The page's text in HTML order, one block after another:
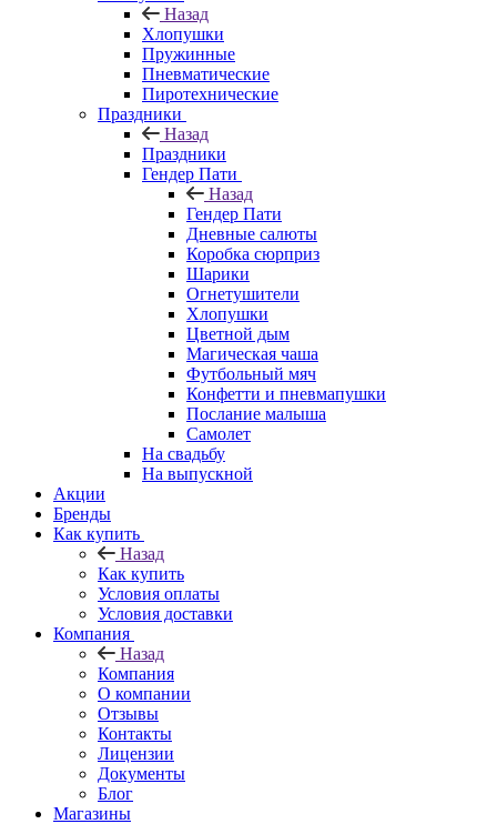
Назад
Хлопушки
Пружинные
Пневматические
Пиротехнические
Праздники
Назад
Праздники
Гендер Пати
Назад
Гендер Пати
Дневные салюты
Коробка сюрприз
Шарики
Огнетушители
Хлопушки
Цветной дым
Магическая чаша
Футбольный мяч
Конфетти и пневмапушки
Послание малыша
Самолет
На свадьбу
На выпускной
Акции
Бренды
Как купить
Назад
Как купить
Условия оплаты
Условия доставки
Компания
Назад
Компания
О компании
Отзывы
Контакты
Лицензии
Документы
Блог
Магазины